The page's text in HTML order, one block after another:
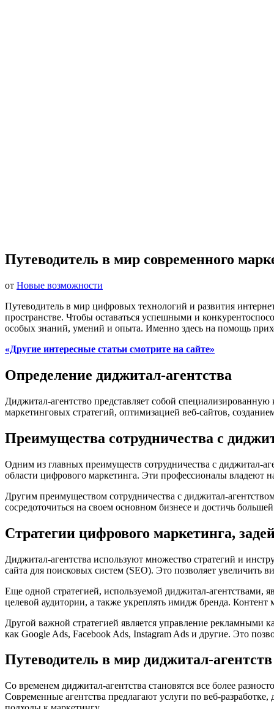
Путеводитель в мир современного
от Новые возможности
Путеводитель в мир цифровых технологий и развития
пространстве. Чтобы оставаться успешными и
особых знаний, умений и опыта. Именно здесь на помощь
«Другие интересные статьи смотрите на сайте»
Определение диджитал-агентства
Диджитал-агентство представляет собой
маркетинговых стратегий, оптимизацией веб-сайтов,
Преимущества сотрудничества с
Одним из главных преимуществ сотрудничества с диджитал-
области цифрового маркетинга. Эти профессионалы владеют
Другим преимуществом сотрудничества с диджитал-
сосредоточиться на своем основном бизнесе и достичь
Стратегии цифрового маркетинга,
Диджитал-агентства используют множество стратегий и
сайта для поисковых систем (SEO). Это позволяет увеличить
Еще одной стратегией, используемой диджитал-агентствами,
целевой аудитории, а также укреплять имидж бренда.
Другой важной стратегией является управление рекламными
как Google Ads, Facebook Ads, Instagram Ads и другие. Это
Путеводитель в мир диджитал-агентств
Со временем диджитал-агентства становятся все более
Современные агентства предлагают услуги по веб-